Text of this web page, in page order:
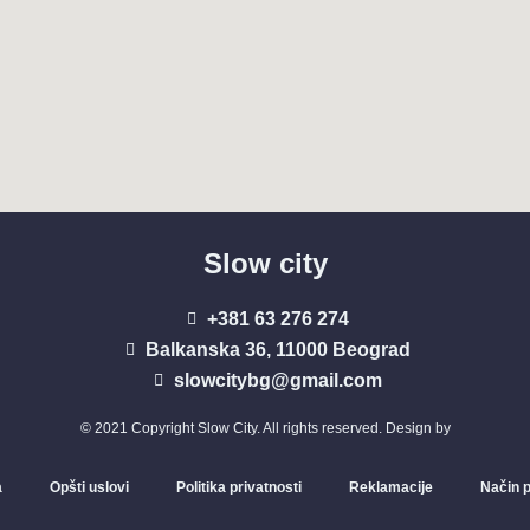
Slow city
+381 63 276 274​
Balkanska 36, 11000 Beograd​
slowcitybg@gmail.com
© 2021 Copyright Slow City. All rights reserved. Design by
Opšti uslovi Politika privatnosti Reklamacije Način